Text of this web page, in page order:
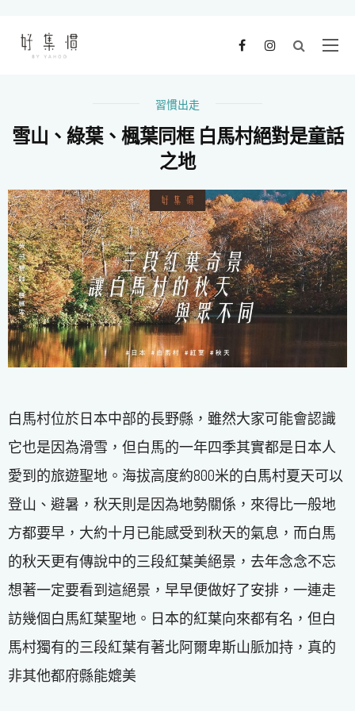
習慣出走
雪山、綠葉、楓葉同框 白馬村絕對是童話
之地
白馬村位於日本中部的長野縣，雖然大家可能會認識
它也是因為滑雪，但白馬的一年四季其實都是日本人
愛到的旅遊聖地。海拔高度約800米的白馬村夏天可以
登山、避暑，秋天則是因為地勢關係，來得比一般地
方都要早，大約十月已能感受到秋天的氣息，而白馬
的秋天更有傳說中的三段紅葉美絕景，去年念念不忘
想著一定要看到這絕景，早早便做好了安排，一連走
訪幾個白馬紅葉聖地。日本的紅葉向來都有名，但白
馬村獨有的三段紅葉有著北阿爾卑斯山脈加持，真的
非其他都府縣能媲美